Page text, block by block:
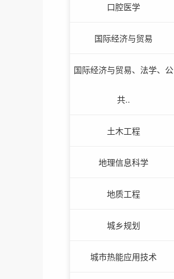
口腔医学
国际经济与贸易
国际经济与贸易、法学、公
共..
土木工程
地理信息科学
地质工程
城乡规划
城市热能应用技术